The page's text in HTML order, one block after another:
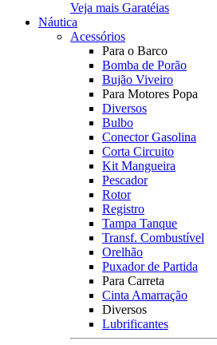
Veja mais Garatéias
Náutica
Acessórios
Para o Barco
Bomba de Porão
Bujão Viveiro
Para Motores Popa
Diversos
Bulbo
Conector Gasolina
Corta Circuito
Kit Mangueira
Pescador
Rotor
Registro
Tampa Tanque
Transf. Combustível
Orelhão
Puxador de Partida
Para Carreta
Cinta Amarração
Diversos
Lubrificantes